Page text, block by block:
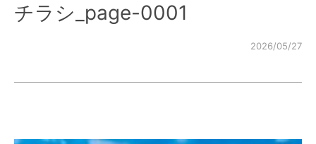
チラシ_page-0001
2026/05/27